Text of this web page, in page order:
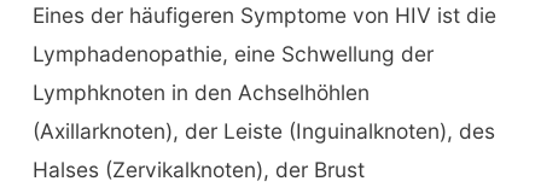
Eines der häufigeren Symptome von HIV ist die
Lymphadenopathie, eine Schwellung der
Lymphknoten in den Achselhöhlen
(Axillarknoten), der Leiste (Inguinalknoten), des
Halses (Zervikalknoten), der Brust